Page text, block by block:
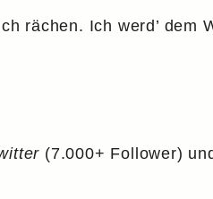
rächen. Ich werd’ dem
(7.000+ Follower)